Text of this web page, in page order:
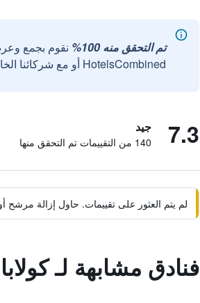
تم التحقق منه 100%
نقوم بجمع
HotelsCombined أو مع شركائنا الخارجيين الموثوقين.
7.3 جيد
140 من التقييمات تم التحقق منها
لم يتم العثور على تقييمات. حاول إزالة
فنادق مشابهة لـ